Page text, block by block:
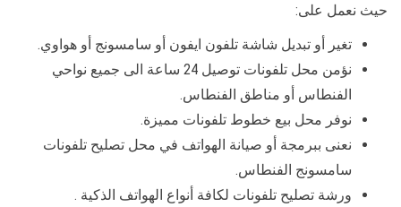
حيث نعمل على:
تغير أو تبديل شاشة تلفون ايفون أو سامسونج أو هواوي.
نؤمن محل تلفونات توصيل 24 ساعة الى جميع نواحي
الفنطاس أو مناطق الفنطاس.
نوفر محل بيع خطوط تلفونات مميزة.
نعنى ببرمجة أو صيانة الهواتف في محل تصليح تلفونات
سامسونج الفنطاس.
ورشة تصليح تلفونات لكافة أنواع الهواتف الذكية .